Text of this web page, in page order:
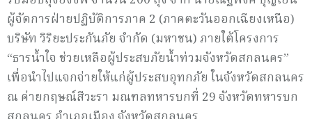
ผู้จัดการฝ่ายปฏิบัติการภาค 2 (ภาคตะวันออกเฉียงเหนือ)
บริษัท วิริยะประกันภัย จำกัด (มหาชน) ภายใต้โครงการ
“ธารน้ำใจ ช่วยเหลือผู้ประสบภัยน้ำท่วมจังหวัดสกลนคร”
เพื่อนำไปแจกจ่ายให้แก่ผู้ประสบอุทกภัย ในจังหวัดสกลนคร
ณ ค่ายกฤษณ์สีวะรา มณฑลทหารบกที่ 29 จังหวัดทหารบก